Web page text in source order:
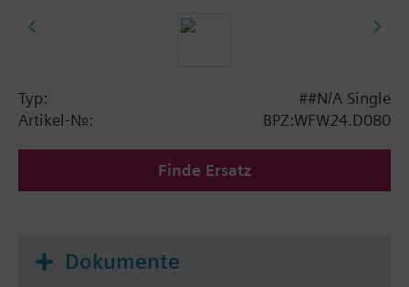
Typ:
##N/A Single
Artikel-Nr.:
BPZ:WFW24.D080
Finde Ersatz
Dokumente